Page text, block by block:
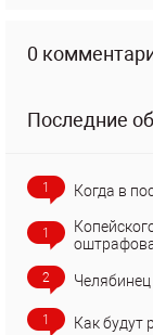
0
Последние
1 Когда в
1
2
1 Как будут